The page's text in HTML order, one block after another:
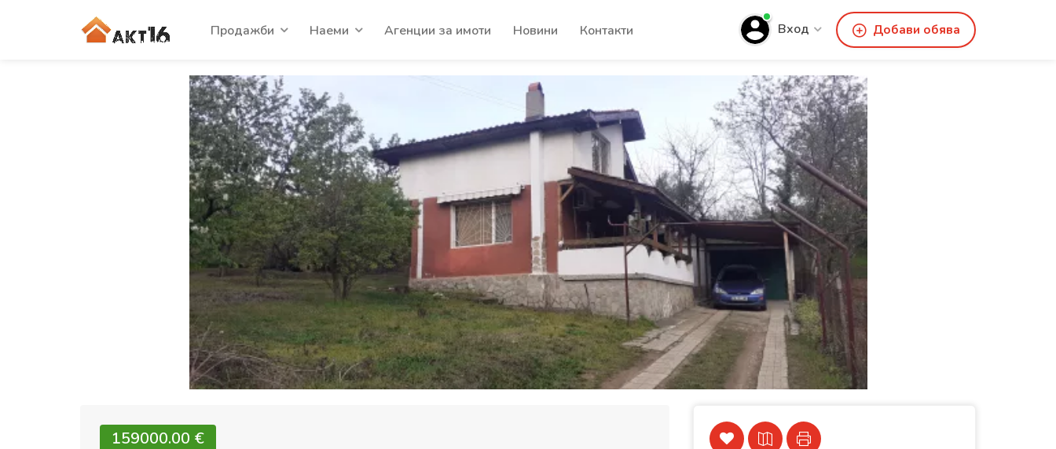
Продажби Наеми Агенции за имоти Новини Контакти Вход Добави обява
159000.00 €‎